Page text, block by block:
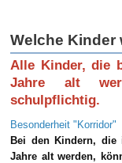
Welche Kinder
Alle Kinder, die
Jahre alt
schulpflichtig.
Besonderheit
Bei den Kindern, die
Jahre alt werden,